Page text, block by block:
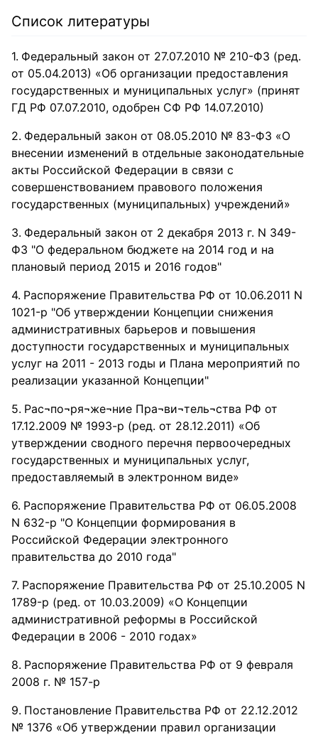
Список литературы
Федеральный закон от 27.07.2010 № 210-ФЗ (ред.
от 05.04.2013) «Об организации предоставления
государственных и муниципальных услуг» (принят
ГД РФ 07.07.2010, одобрен СФ РФ 14.07.2010)
Федеральный закон от 08.05.2010 № 83-ФЗ «О
внесении изменений в отдельные законодательные
акты Российской Федерации в связи с
совершенствованием правового положения
государственных (муниципальных) учреждений»
Федеральный закон от 2 декабря 2013 г. N 349-
ФЗ "О федеральном бюджете на 2014 год и на
плановый период 2015 и 2016 годов"
Распоряжение Правительства РФ от 10.06.2011 N
1021-р "Об утверждении Концепции снижения
административных барьеров и повышения
доступности государственных и муниципальных
услуг на 2011 - 2013 годы и Плана мероприятий по
реализации указанной Концепции"
Рас¬по¬ря¬же¬ние Пра¬ви¬тель¬ства РФ от
17.12.2009 № 1993-р (ред. от 28.12.2011) «Об
утверждении сводного перечня первоочередных
государственных и муниципальных услуг,
предоставляемый в электронном виде»
Распоряжение Правительства РФ от 06.05.2008
N 632-р "О Концепции формирования в
Российской Федерации электронного
правительства до 2010 года"
Распоряжение Правительства РФ от 25.10.2005 N
1789-р (ред. от 10.03.2009) «О Концепции
административной реформы в Российской
Федерации в 2006 - 2010 годах»
Распоряжение Правительства РФ от 9 февраля
2008 г. № 157-р
Постановление Правительства РФ от 22.12.2012
№ 1376 «Об утверждении правил организации